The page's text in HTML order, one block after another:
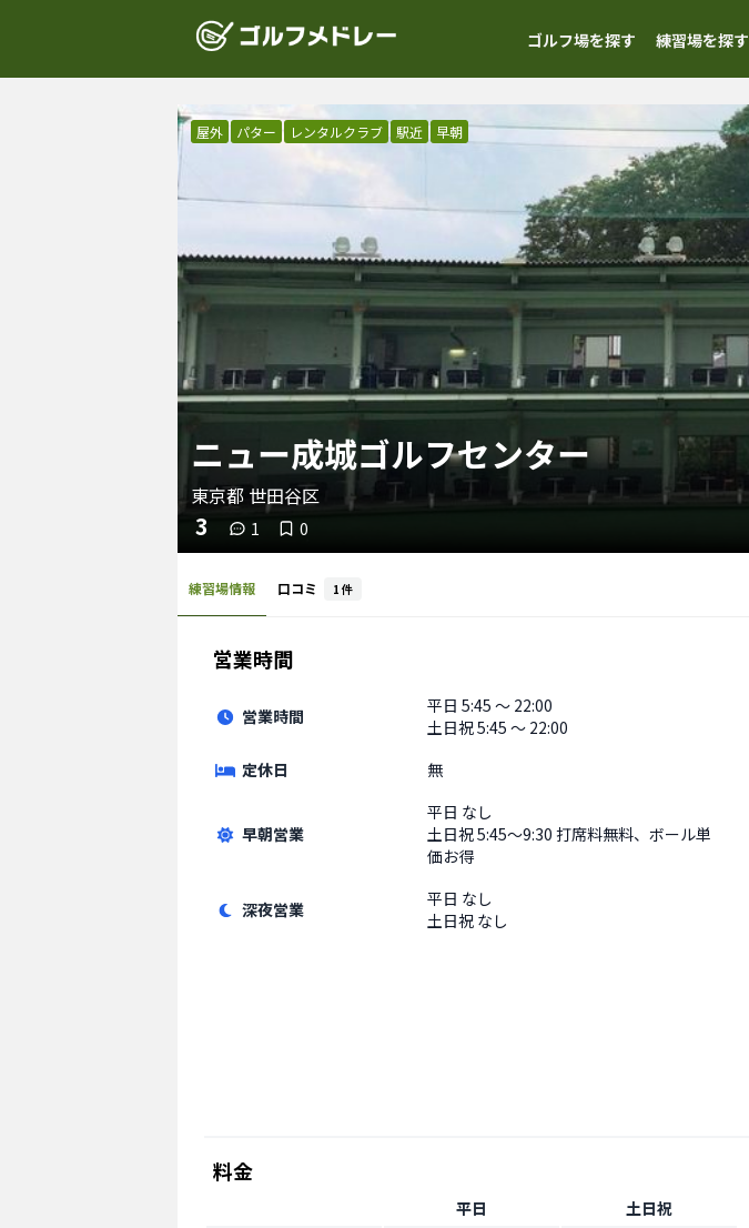
ゴルフ場を探す 練習場を探す
屋外 パター レンタルクラブ 駅近 早朝
ニュー成城ゴルフセンター
東京都 世田谷区
3 1 0
練習場情報 口コミ 1 件
営業時間
営業時間 平日 5:45 〜 22:00
土日祝5:45 〜 22:00
定休日
無
早朝営業
平日 なし
土日祝5:45〜9:30 打席料無料、ボール単
価お得
深夜営業 平日 なし
土日祝 なし
料金
平日
土日祝